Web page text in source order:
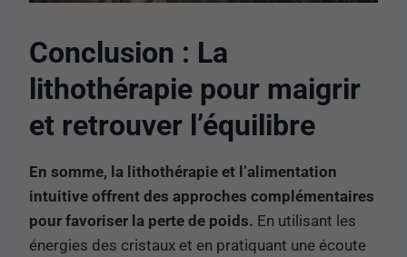
Conclusion : La
lithothérapie pour maigrir
et retrouver l’équilibre
En somme, la lithothérapie et l’alimentation
intuitive offrent des approches complémentaires
pour favoriser la perte de poids. En utilisant les
énergies des cristaux et en pratiquant une écoute